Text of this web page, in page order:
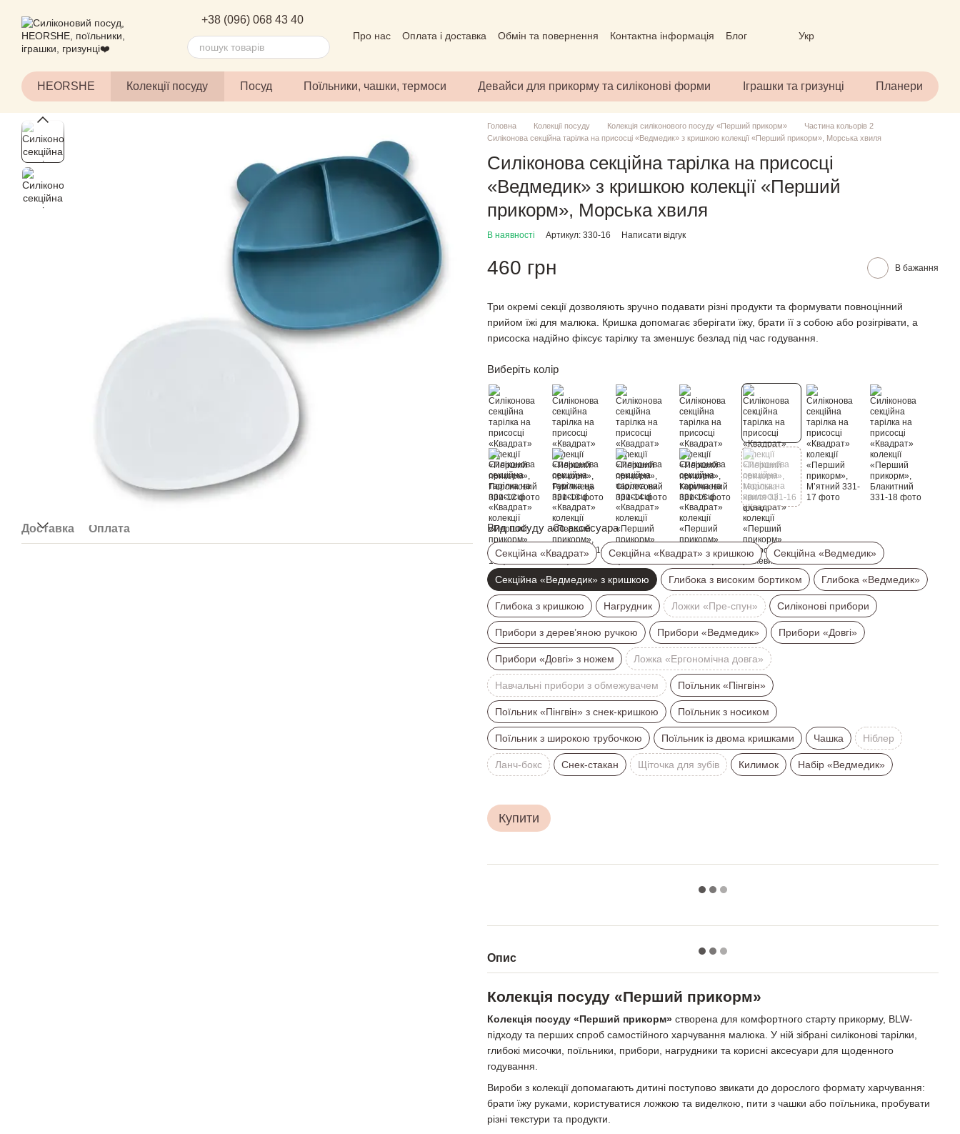
+38 (096) 068 43 40
Про нас Оплата і доставка Обмін та повернення Контактна інформація
Блог
Укр
HEORSHE Колекції посуду Посуд Поїльники, чашки, термоси Девайси для прикорму та силіконові форми Іграшки та гризунці Планери
Доставка Оплата
Головна Колекції посуду Колекція силіконового посуду «Перший прикорм»
Частина кольорів 2
Силіконова секційна тарілка на присосці «Ведмедик» з кришкою колекції «Перший прикорм», Морська хвиля
Силіконова секційна тарілка на присосці
«Ведмедик» з кришкою колекції «Перший
прикорм», Морська хвиля
В наявності Артикул: 330-16 Написати відгук
460 грн В бажання
Три окремі секції дозволяють зручно подавати різні продукти та формувати повноцінний
прийом їжі для малюка. Кришка допомагає зберігати їжу, брати її з собою або розігрівати, а
присоска надійно фіксує тарілку та зменшує безлад під час годування.
Виберіть колір
Вид посуду або аксесуара
Секційна «Квадрат» Секційна «Квадрат» з кришкою Секційна «Ведмедик»
Секційна «Ведмедик» з кришкою Глибока з високим бортиком Глибока «Ведмедик»
Глибока з кришкою Нагрудник Ложки «Пре-спун» Силіконові прибори
Прибори з дерев’яною ручкою Прибори «Ведмедик» Прибори «Довгі»
Прибори «Довгі» з ножем Ложка «Ергономічна довга»
Навчальні прибори з обмежувачем Поїльник «Пінгвін»
Поїльник «Пінгвін» з снек-кришкою Поїльник з носиком
Поїльник з широкою трубочкою Поїльник із двома кришками Чашка Ніблер
Ланч-бокс Снек-стакан Щіточка для зубів Килимок Набір «Ведмедик»
Купити
Опис
Колекція посуду «Перший прикорм»
Колекція посуду «Перший прикорм» створена для комфортного старту прикорму, BLW-
підходу та перших спроб самостійного харчування малюка. У ній зібрані силіконові тарілки,
глибокі мисочки, поїльники, прибори, нагрудники та корисні аксесуари для щоденного
годування.
Вироби з колекції допомагають дитині поступово звикати до дорослого формату харчування:
брати їжу руками, користуватися ложкою та виделкою, пити з чашки або поїльника, пробувати
різні текстури та продукти.